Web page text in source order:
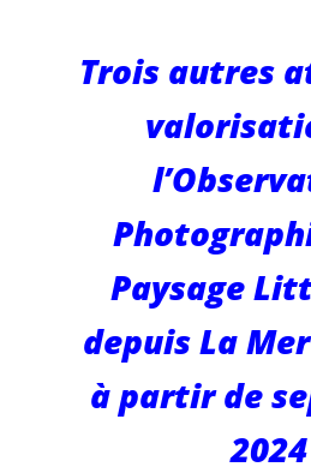
Trois autres
Paysage
depuis La
à partir de
2024